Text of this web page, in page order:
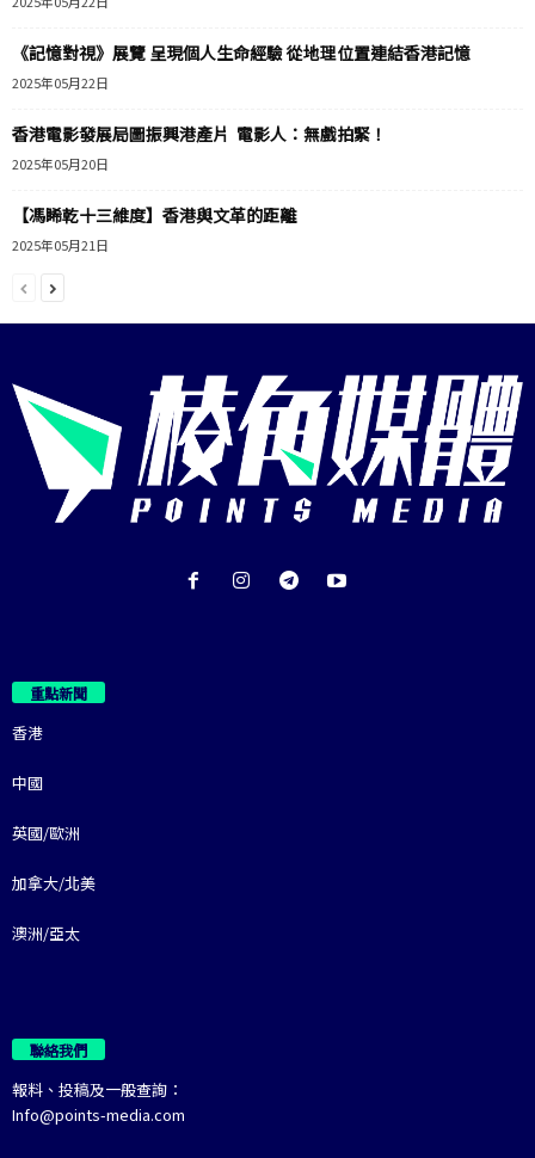
《記憶對視》展覽 呈現個人生命經驗 從地理位置連結香港記憶
2025年05月22日
香港電影發展局圖振興港產片 電影人：無戲拍緊！
2025年05月20日
【馮睎乾十三維度】香港與文革的距離
2025年05月21日
重點新聞
香港
中國
英國/歐洲
加拿大/北美
澳洲/亞太
聯絡我們
報料、投稿及一般查詢：
Info@points-media.com